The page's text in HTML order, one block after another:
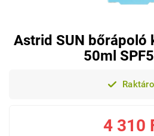
Astrid SUN bőrápoló
50ml
4 310